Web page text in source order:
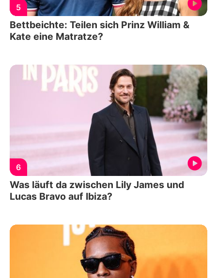
5
Bettbeichte: Teilen sich Prinz William &
Kate eine Matratze?
6
Was läuft da zwischen Lily James und
Lucas Bravo auf Ibiza?